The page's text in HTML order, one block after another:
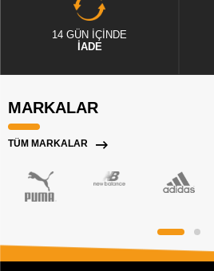
14 GÜN İÇİNDE
İADE
MARKALAR
TÜM MARKALAR